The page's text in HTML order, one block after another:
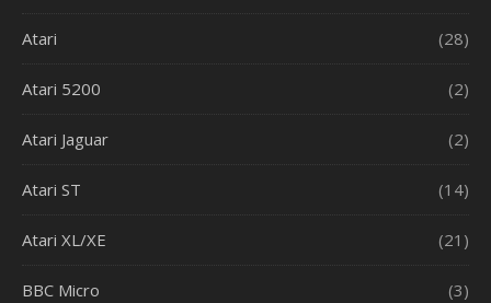
Atari (28)
Atari 5200 (2)
Atari Jaguar (2)
Atari ST (14)
Atari XL/XE (21)
BBC Micro (3)